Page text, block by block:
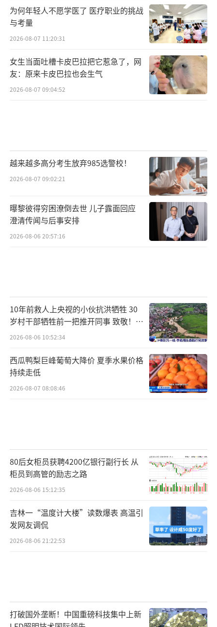
为何年轻人不愿学医了 医疗职业的挑战
与考量
2026-08-07 11:20:31
女生当面吐槽卡皮巴拉把它惹急了，网
友：原来卡皮巴拉也会生气
2026-08-07 09:04:52
越来越多高分考生放弃985选警校！
2026-08-07 09:02:21
曝黎彼得穷困潦倒去世 儿子露面回应
澄清传闻与后事安排
2026-08-06 20:57:16
10年前救人上央视的小伙抗洪牺牲 30
岁村干部牺牲前一把推开同事 致敬！送
别！
2026-08-06 10:52:34
西瓜鸭梨巨峰葡萄大降价 夏季水果价格
持续走低
2026-08-07 08:08:46
80后女柜员获聘4200亿银行副行长 从
柜员到高管的励志之路
2026-08-06 15:12:35
吉林一“温度计大楼”读数爆表 高温引
发网友调侃
2026-08-06 21:22:53
打破国外垄断！中国重磅科技集中上新